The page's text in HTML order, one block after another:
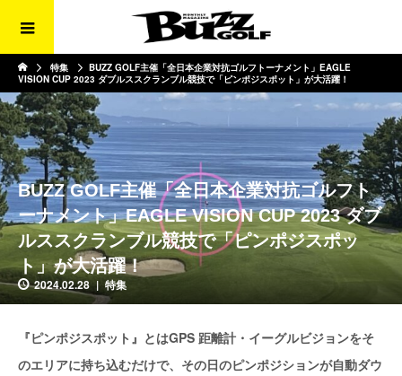
特集
BUZZ GOLF主催「全日本企業対抗ゴルフトーナメント」EAGLE
VISION CUP 2023 ダブルススクランブル競技で「ピンポジスポット」が大活躍！
BUZZ GOLF主催「全日本企業対抗ゴルフト
ーナメント」EAGLE VISION CUP 2023 ダブ
ルススクランブル競技で「ピンポジスポッ
ト」が大活躍！
2024.02.28 特集
『ピンポジスポット』とはGPS 距離計・イーグルビジョンをそ
のエリアに持ち込むだけで、その日のピンポジションが自動ダウ